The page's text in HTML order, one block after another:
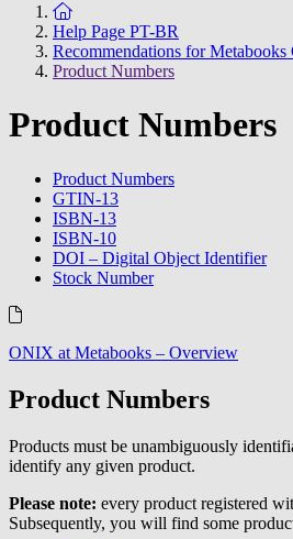
To the homepage
Help Page PT-BR
Recommendations for
Product Numbers
Product Numbers
Product Numbers
GTIN-13
ISBN-13
ISBN-10
DOI – Digital Object Identifier
Stock Number
ONIX at Metabooks – Overview
Product Numbers
Products must be unambiguously
identify any given product.
Please note: every product registered
Subsequently, you will find some